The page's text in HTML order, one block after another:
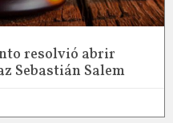
resolvió abrir
Sebastián Salem